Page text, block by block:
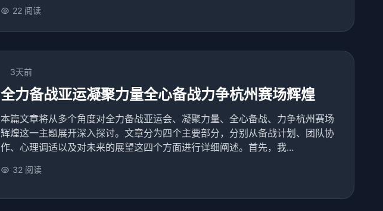
22 阅读
3天前
全力备战亚运凝聚力量全心备战力争杭州赛场辉煌
本篇文章将从多个角度对全力备战亚运会、凝聚力量、全心备战、力争杭州赛场
辉煌这一主题展开深入探讨。文章分为四个主要部分，分别从备战计划、团队协
作、心理调适以及对未来的展望这四个方面进行详细阐述。首先，我...
32 阅读